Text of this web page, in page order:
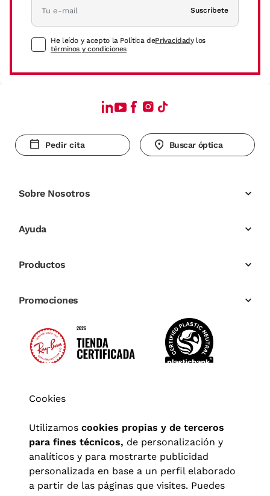
Suscríbete
He leído y acepto la Política dePrivacidady los
términos y condiciones
Pedir cita Buscar óptica
Sobre Nosotros
Ayuda
Productos
Promociones
Cookies
Utilizamos cookies propias y de terceros
para fines técnicos, de personalización y
analíticos y para mostrarte publicidad
personalizada en base a un perfil elaborado
a partir de las páginas que visites. Puedes